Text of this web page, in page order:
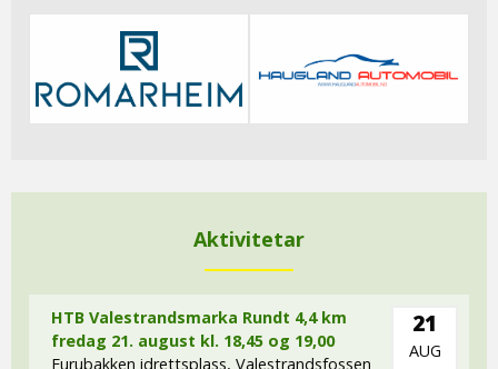
Aktivitetar
HTB Valestrandsmarka Rundt 4,4 km
fredag 21. august kl. 18,45 og 19,00
Furubakken idrettsplass, Valestrandsfossen
21
AUG